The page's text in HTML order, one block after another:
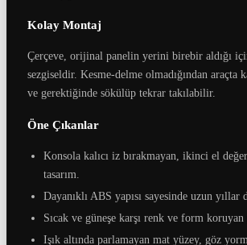
Kolay Montaj
Çerçeve, orijinal panelin yerini birebir aldığı
sezgiseldir. Kesme-delme olmadığından araçta
ve gerektiğinde sökülüp tekrar takılabilir.
Öne Çıkanlar
Konsola kalıcı iz bırakmayan, ikinci el
tasarım.
Dayanıklı ABS yapısı sayesinde uzun yıllar
Sıcak ve güneşe karşı renk ve form koruyan
Işık altında parlamayan mat yüzey, göz